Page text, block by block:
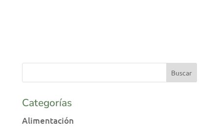
Categorías
Alimentación